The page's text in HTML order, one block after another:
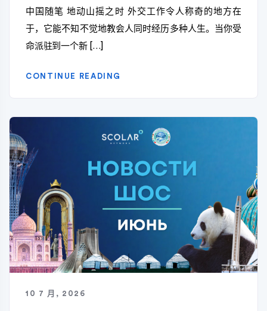
中国随笔 地动山摇之时 外交工作令人称奇的地方在
于，它能不知不觉地教会人同时经历多种人生。当你受
命派驻到一个新 […]
CONTINUE READING
10 7 月, 2026